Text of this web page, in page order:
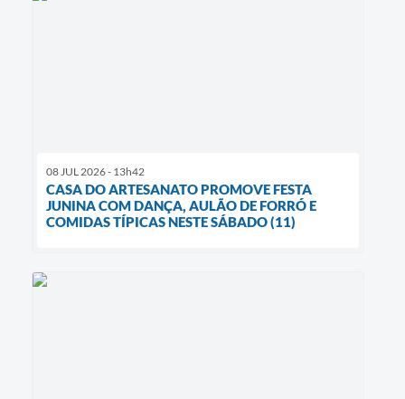
08 JUL 2026 - 13h42
CASA DO ARTESANATO PROMOVE FESTA
JUNINA COM DANÇA, AULÃO DE FORRÓ E
COMIDAS TÍPICAS NESTE SÁBADO (11)